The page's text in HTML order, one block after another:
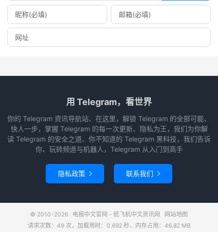
用 Telegram，看世界
你的 Telegram 资讯导航站、在这里，解锁 Telegram 的全部可能、
快人一步，掌握 Telegram 的每一次更新、隐私为王，我们为你解
读 Telegram 的安全之道、你不知道的 Telegram 黑科技，我们告诉
你、玩转频道与机器人，Telegram 从入门到高手
隐私政策  联系我们 
© 2010-2026 电报中文官网 - 纸飞机中文资讯网
网站地图
请求次数：49 次，加载用时：0.692 秒，内存占用：46.82 MB